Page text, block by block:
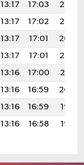
13:17 17:03
20:07
13:17 17:02
20:05
13:17 17:01
20:04
13:17 17:01
20:03
13:16 17:00
20:01
13:16 16:59
20:00
13:16 16:59
19:58
13:16 16:58 19:57